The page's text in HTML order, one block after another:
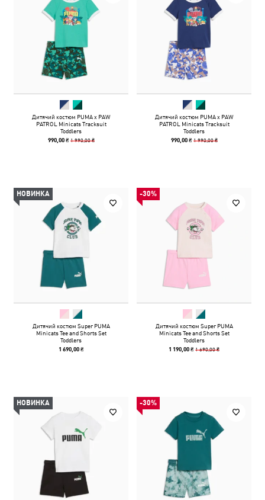
Дитячий костюм PUMA x PAW
PATROL Minicats Tracksuit
Toddlers
990,00 ₴ 1 990,00 ₴
Дитячий костюм PUMA x PAW
PATROL Minicats Tracksuit
Toddlers
990,00 ₴ 1 990,00 ₴
НОВИНКА
Дитячий костюм Super PUMA
Minicats Tee and Shorts Set
Toddlers
1 690,00 ₴
-30%
Дитячий костюм Super PUMA
Minicats Tee and Shorts Set
Toddlers
1 190,00 ₴1 690,00 ₴
НОВИНКА -30%